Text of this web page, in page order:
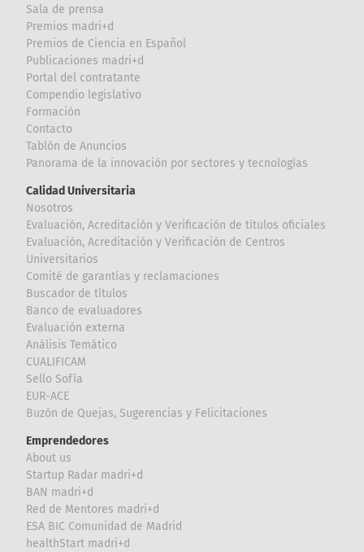
Sala de prensa
Premios madri+d
Premios de Ciencia en Español
Publicaciones madri+d
Portal del contratante
Compendio legislativo
Formación
Contacto
Tablón de Anuncios
Panorama de la innovación por sectores y tecnologías
Calidad Universitaria
Nosotros
Evaluación, Acreditación y Verificación de títulos oficiales
Evaluación, Acreditación y Verificación de Centros
Universitarios
Comité de garantías y reclamaciones
Buscador de títulos
Banco de evaluadores
Evaluación externa
Análisis Temático
CUALIFICAM
Sello Sofía
EUR-ACE
Buzón de Quejas, Sugerencias y Felicitaciones
Emprendedores
About us
Startup Radar madri+d
BAN madri+d
Red de Mentores madri+d
ESA BIC Comunidad de Madrid
healthStart madri+d